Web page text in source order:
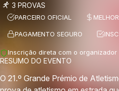
3 PROVAS
PARCEIRO OFICIAL
PAGAMENTO SEGURO
Inscrição direta com o organizador
RESUMO DO EVENTO
O 21.º Grande Prémio de